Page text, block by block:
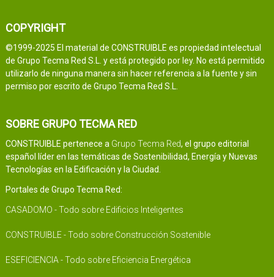
COPYRIGHT
©1999-2025 El material de CONSTRUIBLE es propiedad intelectual
de Grupo Tecma Red S.L. y está protegido por ley. No está permitido
utilizarlo de ninguna manera sin hacer referencia a la fuente y sin
permiso por escrito de Grupo Tecma Red S.L.
SOBRE GRUPO TECMA RED
CONSTRUIBLE pertenece a Grupo Tecma Red, el grupo editorial
español líder en las temáticas de Sostenibilidad, Energía y Nuevas
Tecnologías en la Edificación y la Ciudad.
Portales de Grupo Tecma Red:
CASADOMO - Todo sobre Edificios Inteligentes
CONSTRUIBLE - Todo sobre Construcción Sostenible
ESEFICIENCIA - Todo sobre Eficiencia Energética